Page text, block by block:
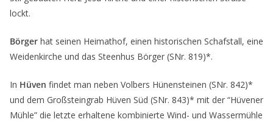
lockt.
Börger hat seinen Heimathof, einen historischen Schafstall, eine
Weidenkirche und das Steenhus Börger (SNr. 819)*.
In Hüven findet man neben Volbers Hünensteinen (SNr. 842)*
und dem Großsteingrab Hüven Süd (SNr. 843)* mit der “Hüvener
Mühle” die letzte erhaltene kombinierte Wind- und Wassermühle